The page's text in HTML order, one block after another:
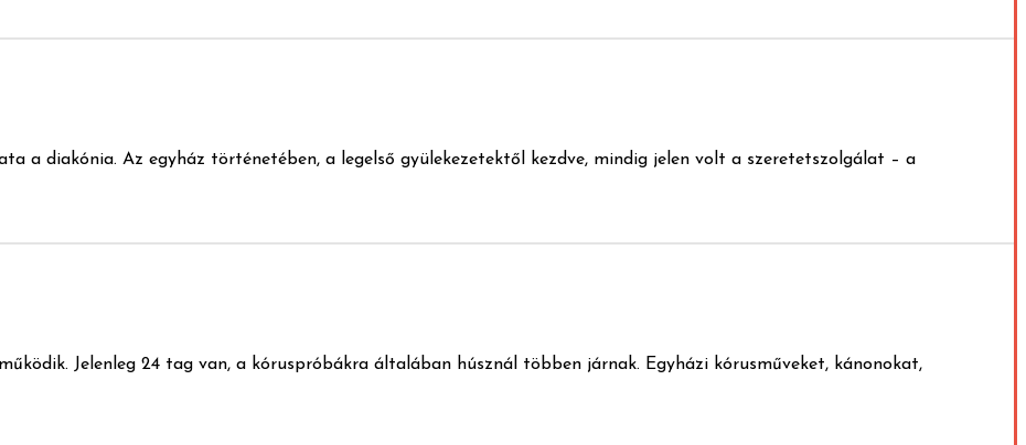
a diakónia. Az egyház történetében, a legelső gyülekezetektől kezdve, mindig jelen volt a szeretetszolgálat – a
Jelenleg 24 tag van, a kóruspróbákra általában húsznál többen járnak. Egyházi kórusműveket, kánonokat,